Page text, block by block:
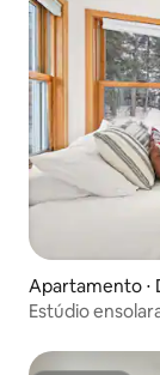
Apartamento ⋅
Estúdio